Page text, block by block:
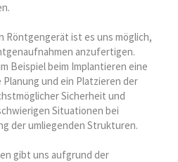
Röntgengerät ist es uns möglich,
anzufertigen.
Beispiel beim Implantieren eine
und ein Platzieren der
Sicherheit und
Situationen bei
der umliegenden Strukturen.
gibt uns aufgrund der